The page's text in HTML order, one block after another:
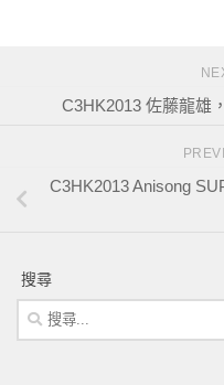
C3HK2013 佐藤龍雄
C3HK2013 Anisong
搜尋